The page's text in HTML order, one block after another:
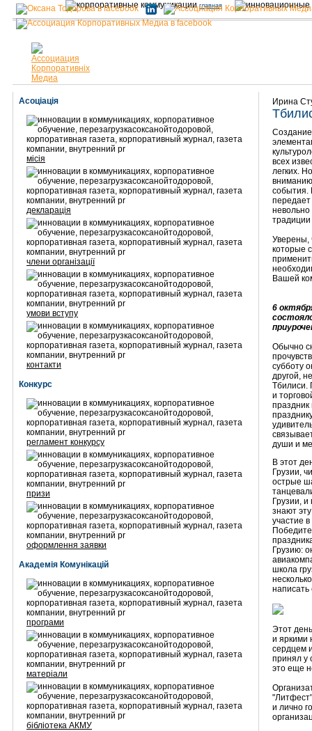
главная
Асоціація
місія
декларація
члени організації
умови вступу
контакти
Конкурс
регламент конкурсу
призи
оформлення заявки
Академія Комунікацій
програми
матеріали
бібліотека АКМУ
Ирина
Создание
всех
легких.
события.
передает
невольно
традиции
Уверены,
которые
Вашей
6
Обычно
субботу
другой,
Тбилиси.
и
праздник
души и
В этот
Грузии,
острые
Грузии,
знают
участие
Грузию:
школа
написать
Этот
и яркими
сердцем
принял у
это еще
и лично